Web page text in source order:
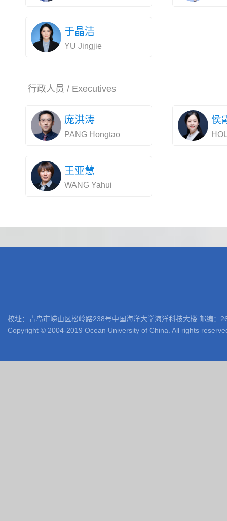
于晶洁
YU Jingjie
行政人员 / Executives
庞洪涛
PANG Hongtao
侯
王亚慧
WANG Yahui
校址：青岛市崂山区松岭路238号中国海洋大学海洋科技大楼 邮编
Copyright © 2004-2019 Ocean University of China. All rights